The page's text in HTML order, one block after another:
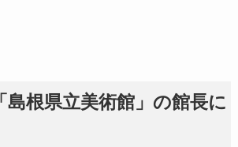
島根県立美術館」の館長に